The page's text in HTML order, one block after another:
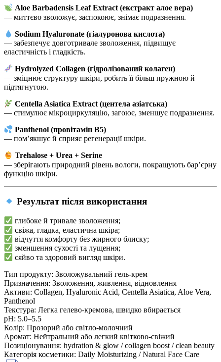
Aloe Barbadensis Leaf Extract (екстракт алое вера)
— миттєво зволожує, заспокоює, знімає подразнення.
Sodium Hyaluronate (гіалуронова кислота)
— забезпечує довготривале зволоження, підвищує
еластичність і гладкість.
Hydrolyzed Collagen (гідролізований колаген)
— зміцнює структуру шкіри, робить її більш пружною й
підтягнутою.
Centella Asiatica Extract (центела азіатська)
— стимулює мікроциркуляцію, загоює, зменшує подразнення.
Panthenol (провітамін B5)
— пом’якшує й сприяє регенерації шкіри.
Trehalose + Urea + Serine
— зберігають природний рівень вологи, покращують бар’єрну
функцію шкіри.
Результат після використання
глибоке й тривале зволоження;
свіжа, гладка, еластична шкіра;
відчуття комфорту без жирного блиску;
зменшення сухості та лущення;
сяйво та здоровий вигляд шкіри.
Тип продукту: Зволожувальний гель-крем
Призначення: Зволоження, живлення, відновлення
Активи: Collagen, Hyaluronic Acid, Centella Asiatica, Aloe Vera,
Panthenol
Текстура: Легка гелево-кремова, швидко вбирається
рН: 5.0–5.5
Колір: Прозорий або світло-молочний
Аромат: Нейтральний або легкий квітково-свіжий
Позиціонування: hydration & glow / collagen boost / clean beauty
Категорія косметики: Daily Moisturizing / Natural Face Care